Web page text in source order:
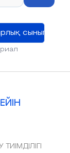
сыныптар